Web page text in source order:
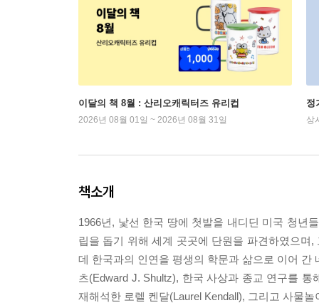
이달의 책 8월 : 산리오캐릭터즈 유리컵
2026년 08월 01일 ~ 2026년 08월 31일
정
상
책소개
1966년, 낯선 한국 땅에 첫발을 내디딘 미국 청년
립을 돕기 위해 세계 곳곳에 단원을 파견하였으며
데 한국과의 인연을 평생의 학문과 삶으로 이어
츠(Edward J. Shultz), 한국 사상과 종교 연구를
재해석한 로렐 켄달(Laurel Kendall), 그리고 사물